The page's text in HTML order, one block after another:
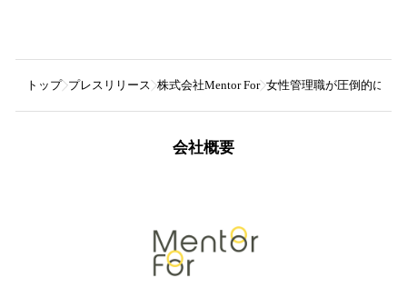
トップ プレスリリース 株式会社Mentor For 女性管理職が圧倒的に少
会社概要